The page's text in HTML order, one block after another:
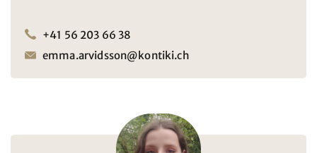
+41 56 203 66 38
emma.arvidsson@kontiki.ch